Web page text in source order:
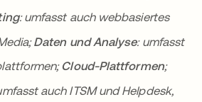
: umfasst auch webbasiertes
Daten und Analyse: umfasst
Cloud-Plattformen;
auch ITSM und Helpdesk,